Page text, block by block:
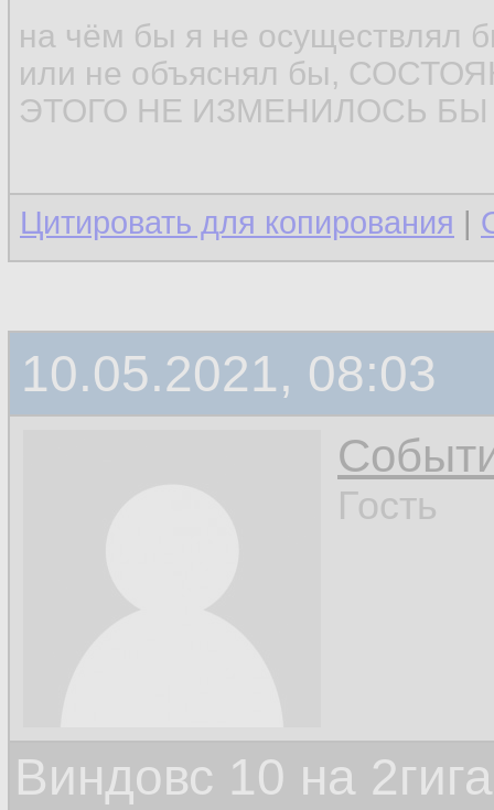
на чём бы я не осуществлял
или не объяснял бы,
ЭТОГО НЕ ИЗМЕНИЛОСЬ БЫ
Цитировать для копирования |
10.05.2021, 08:03
Гость
Виндовс 10 на